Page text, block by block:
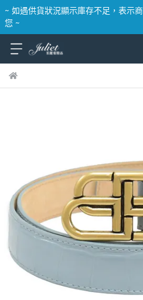
~ 如遇供貨狀況顯示庫存不足，表示
您 ~